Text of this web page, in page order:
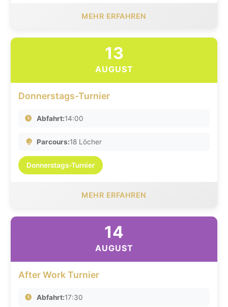
MEHR ERFAHREN
13
AUGUST
Donnerstags-Turnier
Abfahrt:14:00
Parcours:18 Löcher
Donnerstags-Turnier
MEHR ERFAHREN
14
AUGUST
After Work Turnier
Abfahrt:17:30